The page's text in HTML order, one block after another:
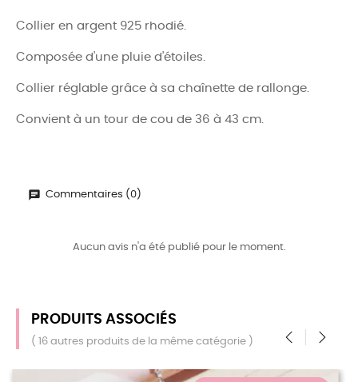
Collier en argent 925 rhodié.
Composée d'une pluie d'étoiles.
Collier réglable grâce à sa chaînette de rallonge.
Convient à un tour de cou de 36 à 43 cm.
Commentaires (0)
Aucun avis n'a été publié pour le moment.
PRODUITS ASSOCIÉS
( 16 autres produits de la même catégorie )
‹ ›